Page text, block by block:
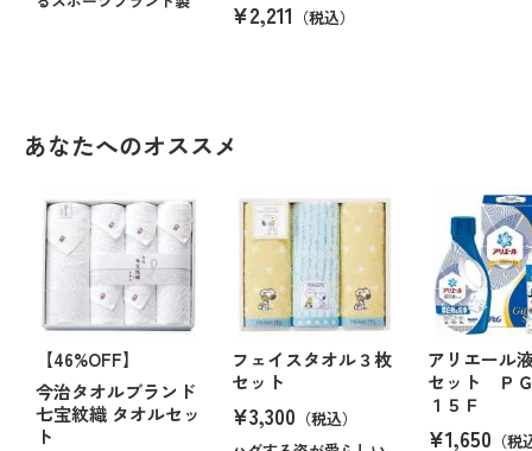
¥2,211 （税込）
あなたへのオススメ
【46%OFF】
今治タオルブランド
七宝紋織 タオルセッ
ト
フェイスタオル３枚
セット
¥3,300 （税込）
アリエール
セット Ｐ
１５Ｆ
¥1,650 （税